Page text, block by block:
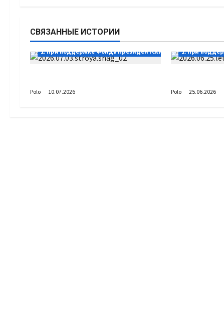
СВЯЗАННЫЕ ИСТОРИИ
1. При поддержке Фонда Президентских грантов
Polo 10.07.2026
1. При
Polo 25.06.2026